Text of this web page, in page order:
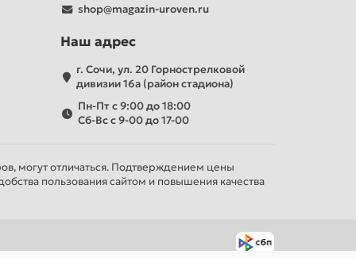
shop@magazin-uroven.ru
Наш адрес
г. Сочи, ул. 20 Горнострелковой
дивизии 16а (район стадиона)
Пн-Пт с 9:00 до 18:00
Сб-Вс с 9-00 до 17-00
могут отличаться. Подтверждением цены
пользования сайтом и повышения качества